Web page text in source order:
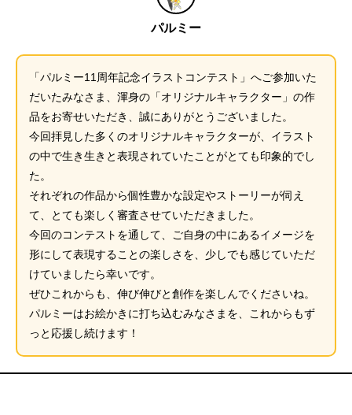
パルミー
「パルミー11周年記念イラストコンテスト」へご参加いた
だいたみなさま、渾身の「オリジナルキャラクター」の作
品をお寄せいただき、誠にありがとうございました。
今回拝見した多くのオリジナルキャラクターが、イラスト
の中で生き生きと表現されていたことがとても印象的でし
た。
それぞれの作品から個性豊かな設定やストーリーが伺え
て、とても楽しく審査させていただきました。
今回のコンテストを通して、ご自身の中にあるイメージを
形にして表現することの楽しさを、少しでも感じていただ
けていましたら幸いです。
ぜひこれからも、伸び伸びと創作を楽しんでくださいね。
パルミーはお絵かきに打ち込むみなさまを、これからもず
っと応援し続けます！